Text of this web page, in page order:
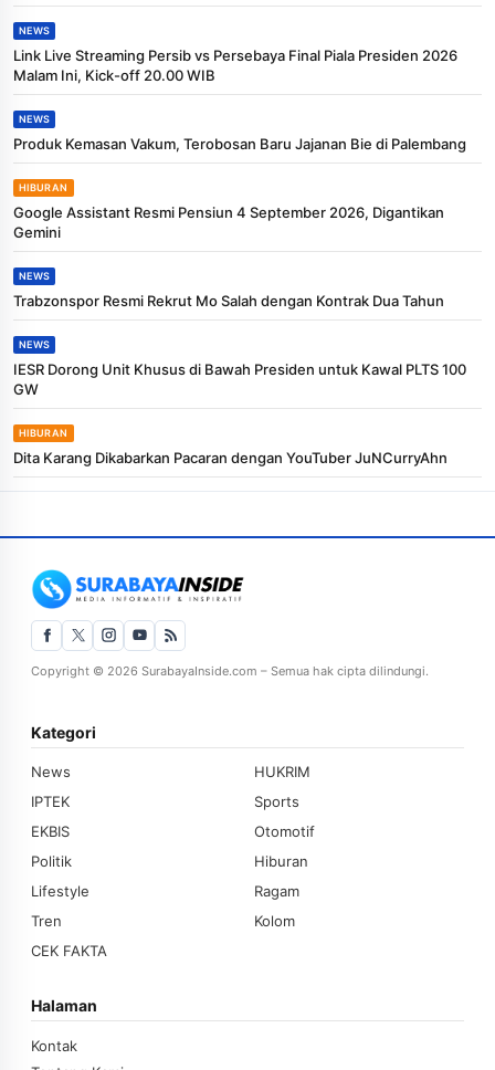
NEWS
Link Live Streaming Persib vs Persebaya Final Piala Presiden 2026
Malam Ini, Kick-off 20.00 WIB
NEWS
Produk Kemasan Vakum, Terobosan Baru Jajanan Bie di Palembang
HIBURAN
Google Assistant Resmi Pensiun 4 September 2026, Digantikan
Gemini
NEWS
Trabzonspor Resmi Rekrut Mo Salah dengan Kontrak Dua Tahun
NEWS
IESR Dorong Unit Khusus di Bawah Presiden untuk Kawal PLTS 100
GW
HIBURAN
Dita Karang Dikabarkan Pacaran dengan YouTuber JuNCurryAhn
Copyright © 2026 SurabayaInside.com – Semua hak cipta dilindungi.
Kategori
News
HUKRIM
IPTEK
Sports
EKBIS
Otomotif
Politik
Hiburan
Lifestyle
Ragam
Tren
Kolom
CEK FAKTA
Halaman
Kontak